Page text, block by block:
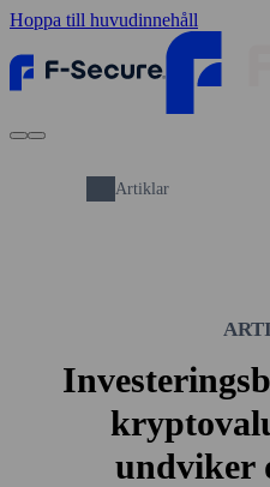
Hoppa till huvudinnehåll
Artiklar
undviker